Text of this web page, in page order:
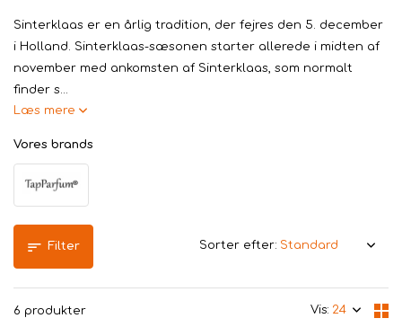
Sinterklaas er en årlig tradition, der fejres den 5. december
i Holland. Sinterklaas-sæsonen starter allerede i midten af ​​
november med ankomsten af ​​Sinterklaas, som normalt
finder s...
Læs mere
Vores brands
Filter
6 produkter Vis:
Sorter efter: